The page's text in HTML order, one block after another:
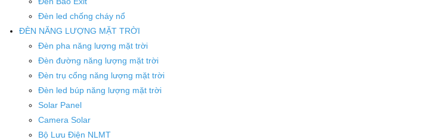
Đèn led chống cháy nổ
ĐÈN NĂNG LƯỢNG MẶT TRỜI
Đèn pha năng lượng mặt trời
Đèn đường năng lượng mặt trời
Đèn trụ cổng năng lượng mặt trời
Đèn led búp năng lượng mặt trời
Solar Panel
Camera Solar
Bộ Lưu Điện NLMT